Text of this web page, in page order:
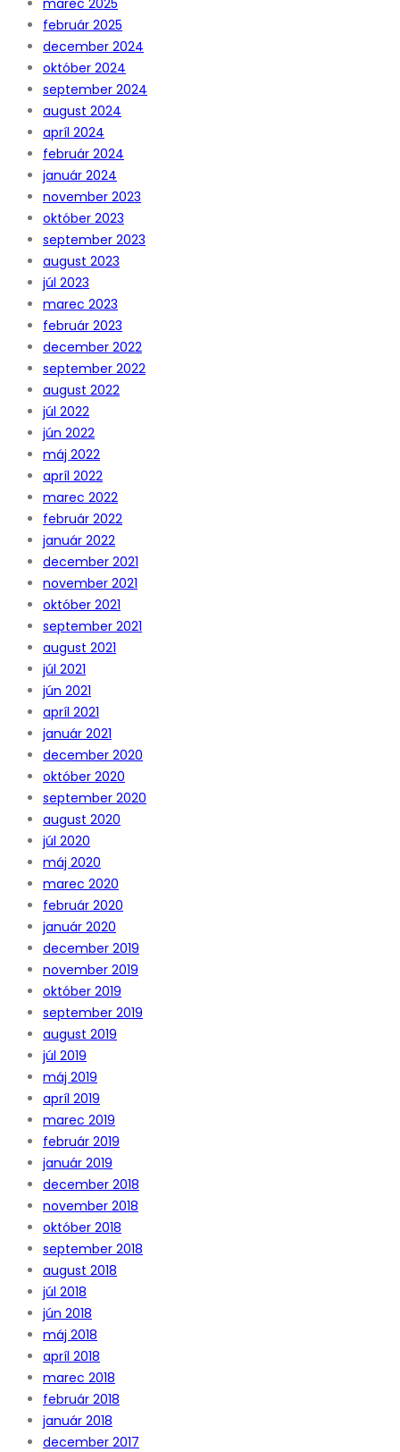
február 2025
december 2024
október 2024
september 2024
august 2024
apríl 2024
február 2024
január 2024
november 2023
október 2023
september 2023
august 2023
júl 2023
marec 2023
február 2023
december 2022
september 2022
august 2022
júl 2022
jún 2022
máj 2022
apríl 2022
marec 2022
február 2022
január 2022
december 2021
november 2021
október 2021
september 2021
august 2021
júl 2021
jún 2021
apríl 2021
január 2021
december 2020
október 2020
september 2020
august 2020
júl 2020
máj 2020
marec 2020
február 2020
január 2020
december 2019
november 2019
október 2019
september 2019
august 2019
júl 2019
máj 2019
apríl 2019
marec 2019
február 2019
január 2019
december 2018
november 2018
október 2018
september 2018
august 2018
júl 2018
jún 2018
máj 2018
apríl 2018
marec 2018
február 2018
január 2018
december 2017